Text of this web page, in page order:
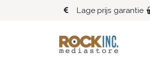
Overslaan naar inhoud
Lage prijs garantie